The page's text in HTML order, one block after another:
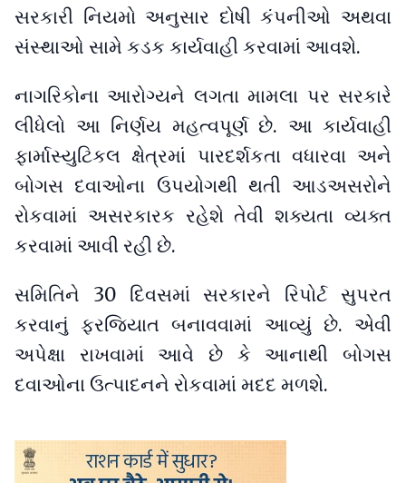
સરકારી નિયમો અનુસાર દોષી કંપનીઓ અથવા
સંસ્થાઓ સામે કડક કાર્યવાહી કરવામાં આવશે.
નાગરિકોના આરોગ્યને લગતા મામલા પર સરકારે
લીધેલો આ નિર્ણય મહત્વપૂર્ણ છે. આ કાર્યવાહી
ફાર્માસ્યુટિકલ ક્ષેત્રમાં પારદર્શકતા વધારવા અને
બોગસ દવાઓના ઉપયોગથી થતી આડઅસરોને
રોકવામાં અસરકારક રહેશે તેવી શક્યતા વ્યક્ત
કરવામાં આવી રહી છે.
સમિતિને 30 દિવસમાં સરકારને રિપોર્ટ સુપરત
કરવાનું ફરજિયાત બનાવવામાં આવ્યું છે. એવી
અપેક્ષા રાખવામાં આવે છે કે આનાથી બોગસ
દવાઓના ઉત્પાદનને રોકવામાં મદદ મળશે.